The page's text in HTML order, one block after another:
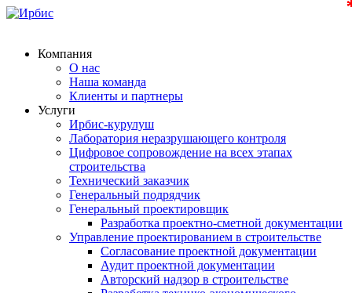
Компания
О нас
Наша команда
Клиенты и партнеры
Услуги
Ирбис-курулуш
Лаборатория неразрушающего контроля
Цифровое сопровождение на всех этапах
строительства
Технический заказчик
Генеральный подрядчик
Генеральный проектировщик
Разработка проектно-сметной документации
Управление проектированием в строительстве
Согласование проектной документации
Аудит проектной документации
Авторский надзор в строительстве